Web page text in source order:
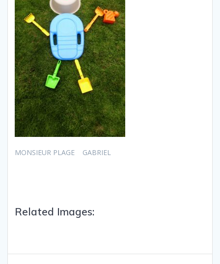
MONSIEUR PLAGE GABRIEL
Related Images: